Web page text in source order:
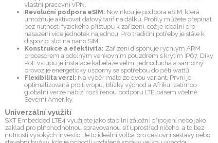
vlastní pracovní VPN.
Revoluční podpora eSIM: Novinkou je podpora eSIM, která
umožňuje aktivovat datový tarif na dálku. Profily můžete přepínat
bez nutnosti fyzického přístupu k zařízení, což je ideální pro
nasazení více jednotek najednou. Pro tradiční potřeby je stále k
dispozici slot na nano SIM.
Konstrukce a efektivita: Zařízení disponuje rychlým ARM
procesorem a odolným venkovním pouzdrem s krytím IP67. Díky
PoE vstupu je instalace kabeláže velmi jednoduchá a samotný
provoz je energeticky úsporný se spotřebou do pěti wattů.
Flexibilita verzí: Na výběr máte ze dvou variant. První je
optimalizovaná pro Evropu, Blízký východ a Afriku, zatímco
globální verze nabízí rozšířenou podporu LTE pásem včetně
Severní Ameriky.
Univerzální využití
SXT Embedded LTE4 využijete jako stabilní záložní připojení nebo jako
základ pro plnohodnotnou spravovanou síť uprostřed ničeho, a to bez
nutnosti vysokých investic. Je to ideální volba pro cestovní sestavy nebo